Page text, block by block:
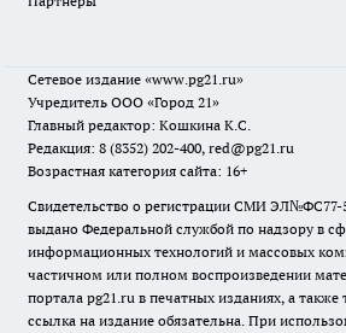
Сетевое издание «www.pg21.ru»
Учредитель ООО «Город 21»
Главный редактор: Кошкина К.С.
Редакция: 8 (8352) 202-400, red@pg21.ru
Возрастная категория сайта: 16+
Свидетельство о регистрации СМИ ЭЛ№ФС77-
выдано Федеральной службой по надзору в
информационных технологий и массовых
частичном или полном воспроизведении
портала pg21.ru в печатных изданиях, а
ссылка на издание обязательна. При